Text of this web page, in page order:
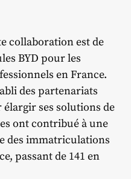
collaboration est de
BYD pour les
en France.
des partenariats
ses solutions de
ont contribué à une
des immatriculations
passant de 141 en